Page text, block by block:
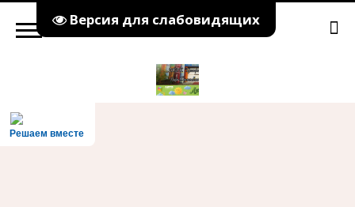
Версия для слабовидящих
Решаем вместе